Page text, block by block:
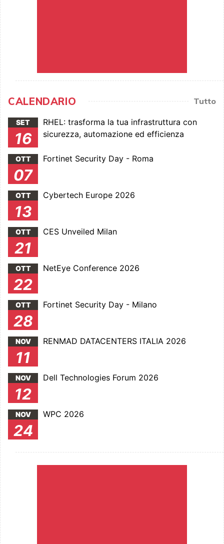
CALENDARIO Tutto
SET
16
RHEL: trasforma la tua infrastruttura con
sicurezza, automazione ed efficienza
OTT
07
Fortinet Security Day - Roma
OTT
13
Cybertech Europe 2026
OTT
21
CES Unveiled Milan
OTT
22
NetEye Conference 2026
OTT
28
Fortinet Security Day - Milano
NOV
11
RENMAD DATACENTERS ITALIA 2026
NOV
12
Dell Technologies Forum 2026
NOV
24
WPC 2026